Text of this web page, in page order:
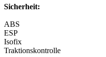
Sicherheit:
ABS
ESP
Isofix
Traktionskontrolle